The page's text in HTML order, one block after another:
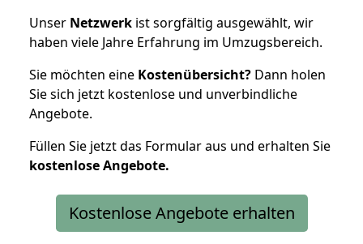
Unser Netzwerk ist sorgfältig ausgewählt, wir
haben viele Jahre Erfahrung im Umzugsbereich.
Sie möchten eine Kostenübersicht? Dann holen
Sie sich jetzt kostenlose und unverbindliche
Angebote.
Füllen Sie jetzt das Formular aus und erhalten Sie
kostenloseAngebote.
Kostenlose Angebote erhalten